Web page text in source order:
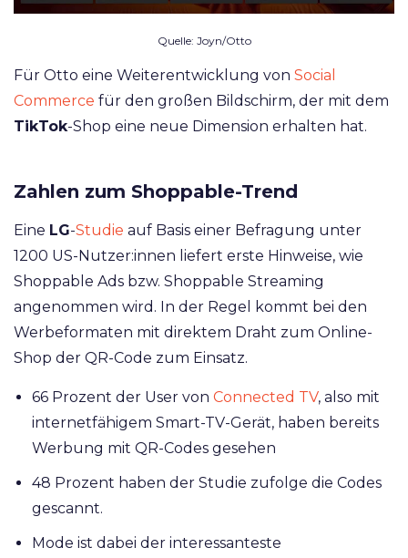
Quelle: Joyn/Otto
Für Otto eine Weiterentwicklung von Social
Commerce für den großen Bildschirm, der mit dem
TikTok-Shop eine neue Dimension erhalten hat.
Zahlen zum Shoppable-Trend
Eine LG-Studie auf Basis einer Befragung unter
1200 US-Nutzer:innen liefert erste Hinweise, wie
Shoppable Ads bzw. Shoppable Streaming
angenommen wird. In der Regel kommt bei den
Werbeformaten mit direktem Draht zum Online-
Shop der QR-Code zum Einsatz.
66 Prozent der User von Connected TV, also mit
internetfähigem Smart-TV-Gerät, haben bereits
Werbung mit QR-Codes gesehen
48 Prozent haben der Studie zufolge die Codes
gescannt.
Mode ist dabei der interessanteste